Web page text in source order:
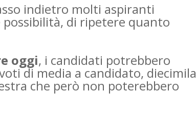
indietro molti aspiranti
di ripetere quanto
oggi, i candidati potrebbero
di media a candidato, diecimila
che però non poterebbero